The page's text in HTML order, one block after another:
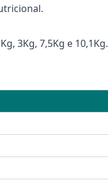
3Kg, 7,5Kg e 10,1Kg.